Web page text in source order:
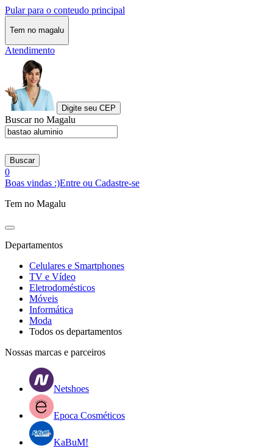
Pular para o conteudo principal
Tem no magalu
Atendimento
Digite seu CEP
Buscar no Magalu
Buscar
0
Boas vindas :)Entre ou Cadastre-se
Tem no Magalu
Departamentos
Celulares e Smartphones
TV e Vídeo
Eletrodomésticos
Móveis
Informática
Moda
Todos os departamentos
Nossas marcas e parceiros
Netshoes
Epoca Cosméticos
KaBuM!